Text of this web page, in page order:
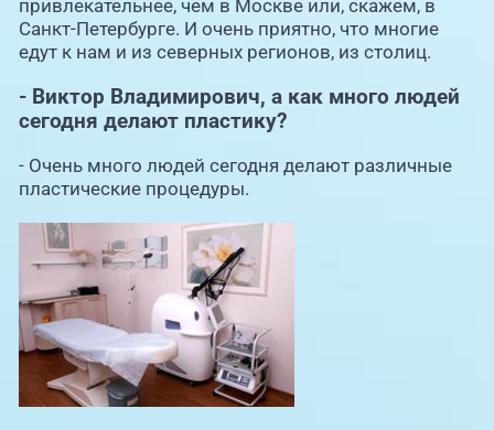
привлекательнее, чем в Москве или, скажем, в
Санкт-Петербурге. И очень приятно, что многие
едут к нам и из северных регионов, из столиц.
- Виктор Владимирович, а как много людей
сегодня делают пластику?
- Очень много людей сегодня делают различные
пластические процедуры.